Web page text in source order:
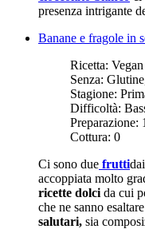
presenza intrigante
Banane e fragole in
Ricetta: Vegan
Senza:
Stagione:
Difficoltà:
Preparazione:
Cottura: 0
Ci sono due frutti
accoppiata molto
ricette dolci da cui
che ne sanno
salutari, sia